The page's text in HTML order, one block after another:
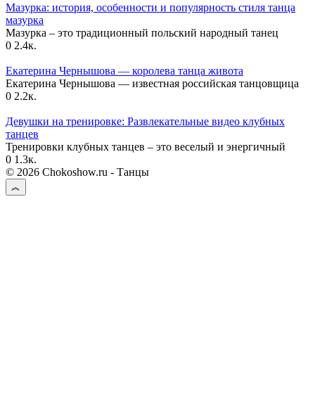
Мазурка: история, особенности и популярность стиля танца
мазурка
Мазурка – это традиционный польский народный танец
0 2.4к.
Екатерина Чернышова — королева танца живота
Екатерина Чернышова — известная российская танцовщица
0 2.2к.
Девушки на тренировке: Развлекательные видео клубных
танцев
Тренировки клубных танцев – это веселый и энергичный
0 1.3к.
© 2026 Chokoshow.ru - Танцы